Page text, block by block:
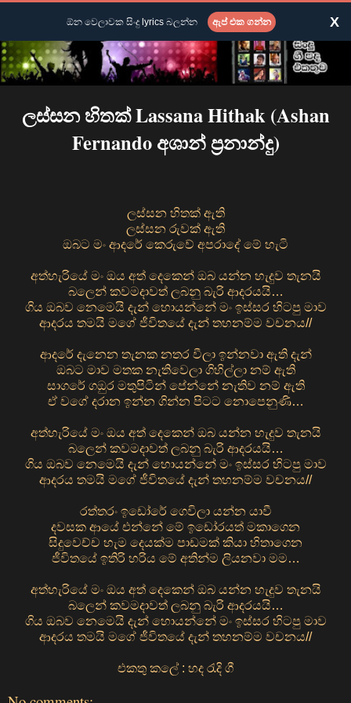
ලස්සන හිතක් Lassana Hithak (Ashan
Fernando අශාන් ප්‍රනාන්දු)
ලස්සන හිතක් ඇති
ලස්සන රුවක් ඇති
ඔබට මං ආදරේ කෙරුවේ අපරාදේ මේ හැටි
අත්හැරියේ මං ඔය අත් දෙකෙන් ඔබ යන්න හැදුව තැනයි
බලෙන් කවමදාවත් ලබනු බැරි ආදරයයි…
ගිය ඔබව නෙමෙයි දැන් හොයන්නේ මං ඉස්සර හිටපු මාව
ආදරය තමයි මගේ ජීවිතයේ දැන් තහනම්ම වචනය//
ආදරේ දැනෙන තැනක නතර වීලා ඉන්නවා ඇති දැන්
ඔබට මාව මතක නැතිවෙලා ගිහිල්ලා නම් ඇති
සාගරේ ගඔුර මතුපිටින් පේන්නේ නැතිව නම් ඇති
ඒ වගේ දරාන ඉන්න ගින්න පිටට නොපෙනුණි…
අත්හැරියේ මං ඔය අත් දෙකෙන් ඔබ යන්න හැදුව තැනයි
බලෙන් කවමදාවත් ලබනු බැරි ආදරයයි…
ගිය ඔබව නෙමෙයි දැන් හොයන්නේ මං ඉස්සර හිටපු මාව
ආදරය තමයි මගේ ජීවිතයේ දැන් තහනම්ම වචනය//
රත්තරං ඉ‌‌‌ඩෝරේ ගෙවිලා යන්න යාවී
දවසක ආයේ එන්නේ මේ ඉඩෝරයත් මකාගෙන
සිදුවෙච්ච හැම දෙයක්ම පාඩමක් කියා හිතාගෙන
ජීවිතයේ ඉතිරි හරිය ‌මේ අතින්ම ලියනවා මම…
අත්හැරියේ මං ඔය අත් දෙකෙන් ඔබ යන්න හැදුව තැනයි
බලෙන් කවමදාවත් ලබනු බැරි ආදරයයි…
ගිය ඔබව නෙමෙයි දැන් හොයන්නේ මං ඉස්සර හිටපු මාව
ආදරය තමයි මගේ ජීවිතයේ දැන් තහනම්ම වචනය//
එකතු කලේ : හද රැදි ගී
ඕන වෙලාවක සිංදු lyrics බලන්න ඇප් එක ගන්න X